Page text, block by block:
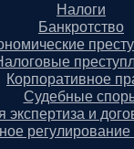
Налоги
Банкротство
Корпоративное
Судебные
экспертиза и
регулирование